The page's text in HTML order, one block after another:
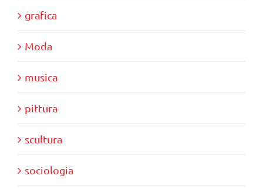
grafica
Moda
musica
pittura
scultura
sociologia